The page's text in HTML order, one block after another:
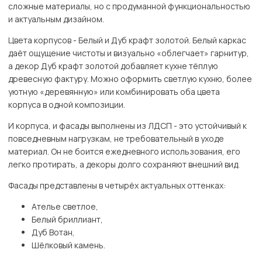
сложные материалы, но с продуманной функциональностью
и актуальным дизайном.
Цвета корпусов - Белый и Дуб крафт золотой. Белый каркас
даёт ощущение чистоты и визуально «облегчает» гарнитур,
а декор Дуб крафт золотой добавляет кухне тёплую
древесную фактуру. Можно оформить светлую кухню, более
уютную «деревянную» или комбинировать оба цвета
корпуса в одной композиции.
И корпуса, и фасады выполнены из ЛДСП - это устойчивый к
повседневным нагрузкам, не требовательный в уходе
материал. Он не боится ежедневного использования, его
легко протирать, а декоры долго сохраняют внешний вид.
Фасады представлены в четырёх актуальных оттенках:
Ателье светлое,
Белый бриллиант,
Дуб Вотан,
Шёлковый камень.